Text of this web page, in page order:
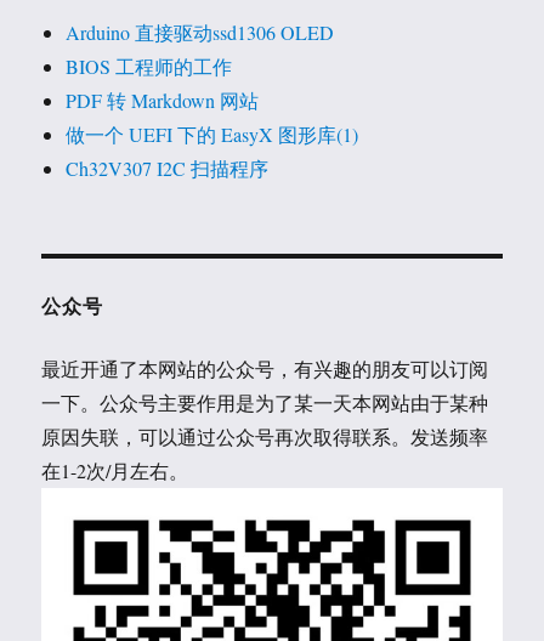
Arduino 直接驱动ssd1306 OLED
BIOS 工程师的工作
PDF 转 Markdown 网站
做一个 UEFI 下的 EasyX 图形库(1)
Ch32V307 I2C 扫描程序
公众号
最近开通了本网站的公众号，有兴趣的朋友可以订阅
一下。公众号主要作用是为了某一天本网站由于某种
原因失联，可以通过公众号再次取得联系。发送频率
在1-2次/月左右。